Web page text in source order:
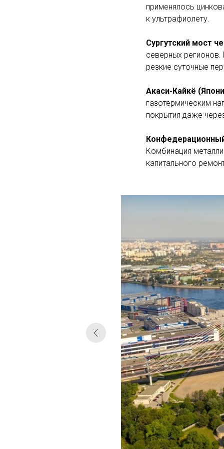
применялось
к ультрафиолету.
Сургутский мост
северных регионов.
резкие суточные
Акаси-Кайкё
газотермическим
покрытия даже
Комбинация
капитального